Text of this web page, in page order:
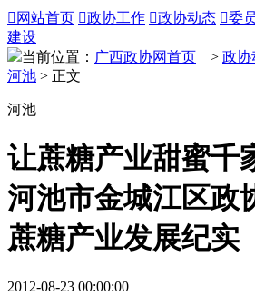
 网站首页 政协工作 政协动态 委
建设
当前位置： 广西政协网首页 > 政协
河池 > 正文
河池
让蔗糖产业甜蜜
河池市金城江区政
蔗糖产业发展纪实
2012-08-23 00:00:00